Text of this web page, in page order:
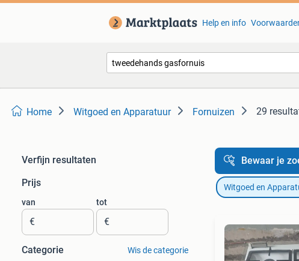
Help en info
Home Witgoed en Apparatuur Fornuizen 29
Verfijn resultaten
Prijs
van
€
tot
€
Categorie Wis de categorie
Bewaar je
Witgoed en